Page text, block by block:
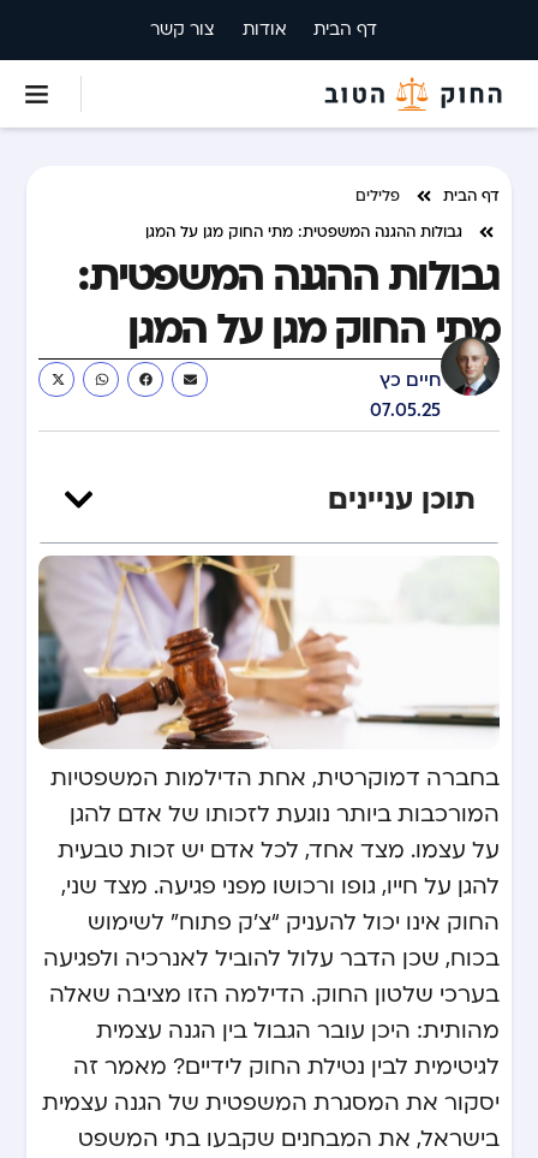
דף הבית אודות צור קשר
דף הבית
פלילים
גבולות ההגנה המשפטית: מתי החוק מגן על המגן
גבולות ההגנה המשפטית:
מתי החוק מגן על המגן
חיים כץ
07.05.25
תוכן עניינים
בחברה דמוקרטית, אחת הדילמות המשפטיות
המורכבות ביותר נוגעת לזכותו של אדם להגן
על עצמו. מצד אחד, לכל אדם יש זכות טבעית
להגן על חייו, גופו ורכושו מפני פגיעה. מצד שני,
החוק אינו יכול להעניק “צ’ק פתוח” לשימוש
בכוח, שכן הדבר עלול להוביל לאנרכיה ולפגיעה
בערכי שלטון החוק. הדילמה הזו מציבה שאלה
מהותית: היכן עובר הגבול בין הגנה עצמית
לגיטימית לבין נטילת החוק לידיים? מאמר זה
יסקור את המסגרת המשפטית של הגנה עצמית
בישראל, את המבחנים שקבעו בתי המשפט